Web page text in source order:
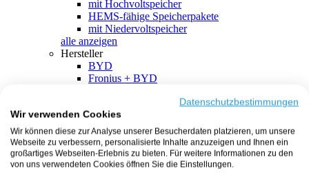
mit Hochvoltspeicher
HEMS-fähige Speicherpakete
mit Niedervoltspeicher
alle anzeigen
Hersteller
BYD
Fronius + BYD
SMA + BYD
EcoFlow
EcoFlow + EcoFlow
FENECON
FENECON + FENECON
Datenschutzbestimmungen
Wir verwenden Cookies
Wir können diese zur Analyse unserer Besucherdaten platzieren, um unsere
Webseite zu verbessern, personalisierte Inhalte anzuzeigen und Ihnen ein
großartiges Webseiten-Erlebnis zu bieten. Für weitere Informationen zu den
von uns verwendeten Cookies öffnen Sie die Einstellungen.